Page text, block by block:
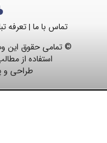
تماس با ما |تعرفه
© تمامی حقوق این
استفاده از
طراحی و